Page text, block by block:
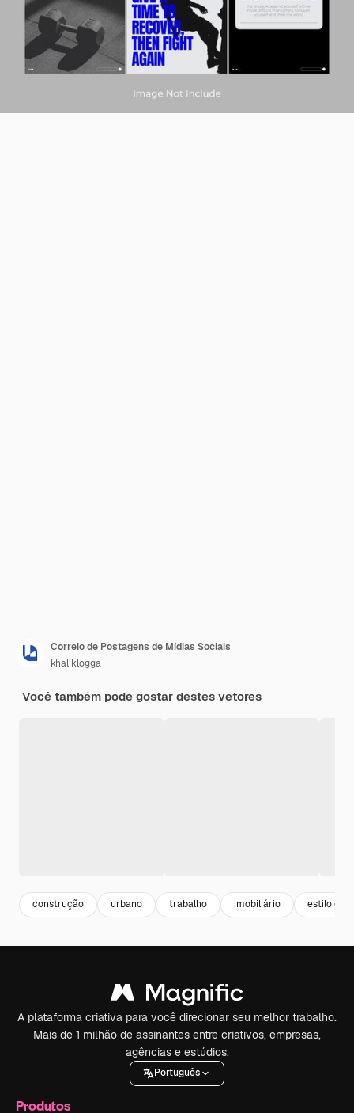
Correio de Postagens de Mídias Sociais
khaliklogga
Você também pode gostar destes vetores
construção urbano trabalho imobiliário estilo de
A plataforma criativa para você direcionar seu melhor trabalho.
Mais de 1 milhão de assinantes entre criativos, empresas,
agências e estúdios.
Português
Produtos